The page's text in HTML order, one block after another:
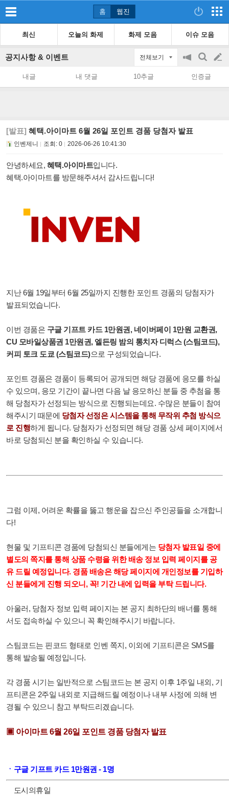
홈 웹진
최신 오늘의 화제 화제 모음 이슈 모음
공지사항 & 이벤트 전체보기
공
on/off
검
색
글
쓰
내글 내 댓글 10추글 인증글
[발표] 혜택.아이마트 6월 26일 포인트 경품 당첨자 발표
인벤제니 조회: 0 2026-06-26 10:41:30
안녕하세요, 혜택.아이마트입니다.
혜택.아이마트를 방문해주셔서 감사드립니다!
지난 6월 19일부터 6월 25일까지 진행한 포인트 경품의 당첨자가
발표되었습니다.
이번 경품은 구글 기프트 카드 1만원권, 네이버페이 1만원 교환권,
CU 모바일상품권 1만원권, 엘든링 밤의 통치자 디럭스 (스팀코드),
커피 토크 도쿄 (스팀코드)으로 구성되었습니다.
포인트 경품은 경품이 등록되어 공개되면 해당 경품에 응모를 하실
수 있으며, 응모 기간이 끝나면 다음 날 응모하신 분들 중 추첨을 통
해 당첨자가 선정되는 방식으로 진행되는데요. 수많은 분들이 참여
해주시기 때문에 당첨자 선정은 시스템을 통해 무작위 추첨 방식으
로 진행하게 됩니다. 당첨자가 선정되면 해당 경품 상세 페이지에서
바로 당첨되신 분을 확인하실 수 있습니다.
그럼 이제, 어려운 확률을 뚫고 행운을 잡으신 주인공들을 소개합니
다!
현물 및 기프티콘 경품에 당첨되신 분들에게는 당첨자 발표일 중에
별도의 쪽지를 통해 상품 수령을 위한 배송 정보 입력 페이지를 공
유 드릴 예정입니다. 경품 배송은 해당 페이지에 개인정보를 기입하
신 분들에게 진행 되오니, 꼭! 기간 내에 입력을 부탁 드립니다.
아울러, 당첨자 정보 입력 페이지는 본 공지 최하단의 배너를 통해
서도 접속하실 수 있으니 꼭 확인해주시기 바랍니다.
스팀코드는 핀코드 형태로 인벤 쪽지, 이외에 기프티콘은 SMS를
통해 발송될 예정입니다.
각 경품 시기는 일반적으로 스팀코드는 본 공지 이후 1주일 내외, 기
프티콘은 2주일 내외로 지급해드릴 예정이나 내부 사정에 의해 변
경될 수 있으니 참고 부탁드리겠습니다.
▣ 아이마트 6월 26일 포인트 경품 당첨자 발표
ㆍ구글 기프트 카드 1만원권 - 1명
도시의휴일